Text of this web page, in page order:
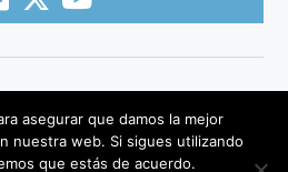
Rights Reserved
asegurar que damos la mejor
nuestra web. Si sigues utilizando
que estás de acuerdo.